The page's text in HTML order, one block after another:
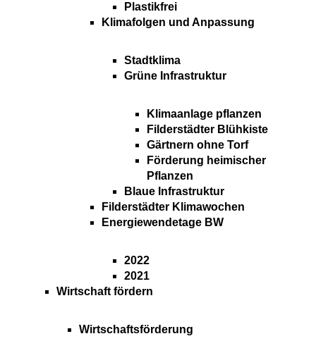
Plastikfrei
Klimafolgen und Anpassung
Stadtklima
Grüne Infrastruktur
Klimaanlage pflanzen
Filderstädter Blühkiste
Gärtnern ohne Torf
Förderung heimischer
Pflanzen
Blaue Infrastruktur
Filderstädter Klimawochen
Energiewendetage BW
2022
2021
Wirtschaft fördern
Wirtschaftsförderung